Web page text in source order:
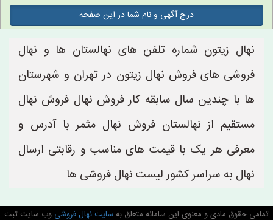
درج آگهی و نام شما در این صفحه
نهال زیتون شماره تلفن های نهالستان ها و نهال
فروشی های فروش نهال زیتون در تهران و شهرستان
ها با چندین سال سابقه کار فروش نهال فروش نهال
مستقیم از نهالستان فروش نهال مثمر با آدرس و
معرفی هر یک با قیمت های مناسب و رقابتی ارسال
نهال به سراسر کشور لیست نهال فروشی ها
تمامی حقوق مادی و معنوی این سامانه متعلق به سایت نهال فروشی وب سایت ثبت